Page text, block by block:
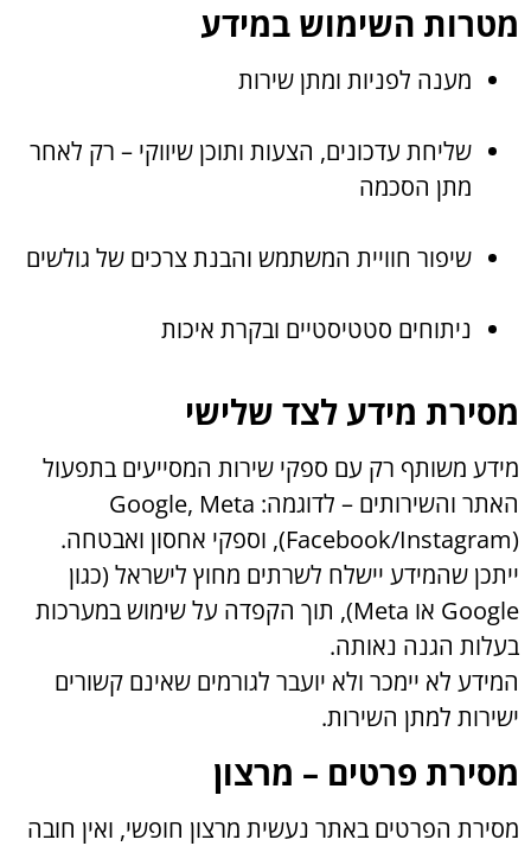
מטרות השימוש במידע
מענה לפניות ומתן שירות
שליחת עדכונים, הצעות ותוכן שיווקי – רק לאחר
מתן הסכמה
שיפור חוויית המשתמש והבנת צרכים של גולשים
ניתוחים סטטיסטיים ובקרת איכות
מסירת מידע לצד שלישי
מידע משותף רק עם ספקי שירות המסייעים בתפעול
האתר והשירותים – לדוגמה: Google, Meta
(Facebook/Instagram), וספקי אחסון ואבטחה.
ייתכן שהמידע יישלח לשרתים מחוץ לישראל (כגון
Google או Meta), תוך הקפדה על שימוש במערכות
בעלות הגנה נאותה.
המידע לא יימכר ולא יועבר לגורמים שאינם קשורים
ישירות למתן השירות.
מסירת פרטים – מרצון
מסירת הפרטים באתר נעשית מרצון חופשי, ואין חובה